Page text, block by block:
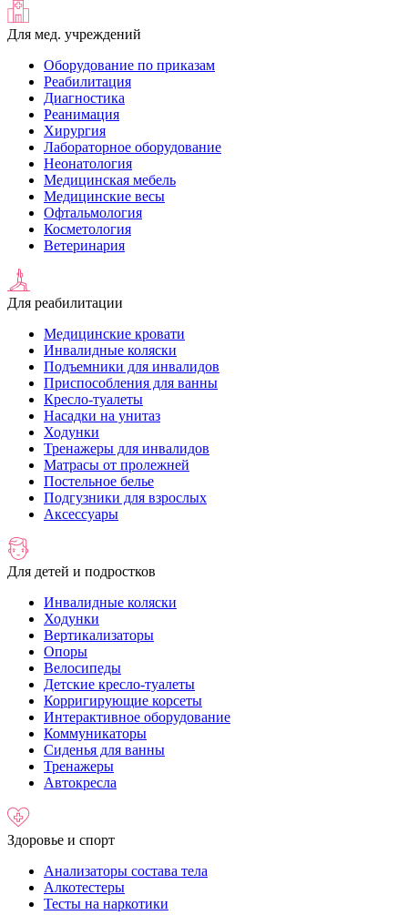
Для мед. учреждений
Оборудование по приказам
Реабилитация
Диагностика
Реанимация
Хирургия
Лабораторное оборудование
Неонатология
Медицинская мебель
Медицинские весы
Офтальмология
Косметология
Ветеринария
Для реабилитации
Медицинские кровати
Инвалидные коляски
Подъемники для инвалидов
Приспособления для ванны
Кресло-туалеты
Насадки на унитаз
Ходунки
Тренажеры для инвалидов
Матрасы от пролежней
Постельное белье
Подгузники для взрослых
Аксессуары
Для детей и подростков
Инвалидные коляски
Ходунки
Вертикализаторы
Опоры
Велосипеды
Детские кресло-туалеты
Корригирующие корсеты
Интерактивное оборудование
Коммуникаторы
Сиденья для ванны
Тренажеры
Автокресла
Здоровье и спорт
Анализаторы состава тела
Алкотестеры
Тесты на наркотики